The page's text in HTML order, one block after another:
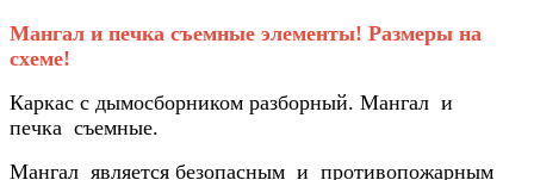
Мангал и печка съемные элементы! Размеры на
схеме!
Каркас с дымосборником разборный. Мангал и
печка съемные.
Мангал является безопасным и противопожарным